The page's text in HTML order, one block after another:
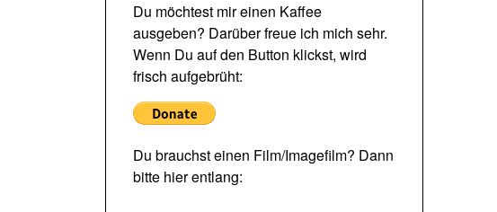
Du möchtest mir einen Kaffee
ausgeben? Darüber freue ich mich sehr.
Wenn Du auf den Button klickst, wird
frisch aufgebrüht:
Du brauchst einen Film/Imagefilm? Dann
bitte hier entlang: